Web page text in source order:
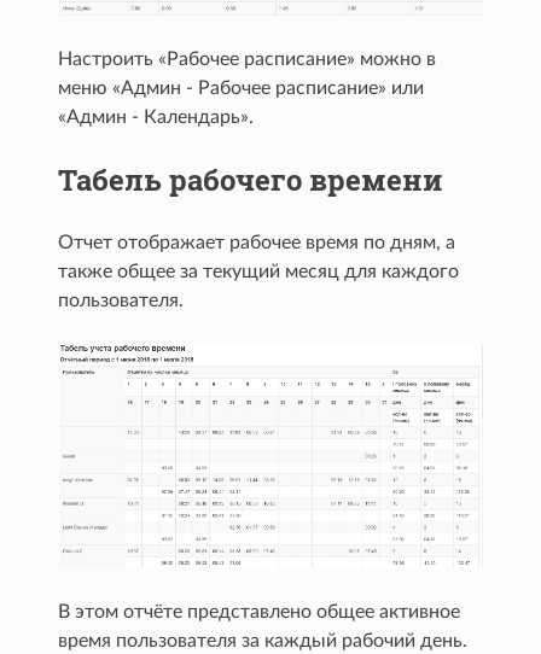
Настроить «Рабочее расписание» можно в
меню «Админ - Рабочее расписание» или
«Админ - Календарь».
Табель рабочего времени
Отчет отображает рабочее время по дням, а
также общее за текущий месяц для каждого
пользователя.
В этом отчёте представлено общее активное
время пользователя за каждый рабочий день.